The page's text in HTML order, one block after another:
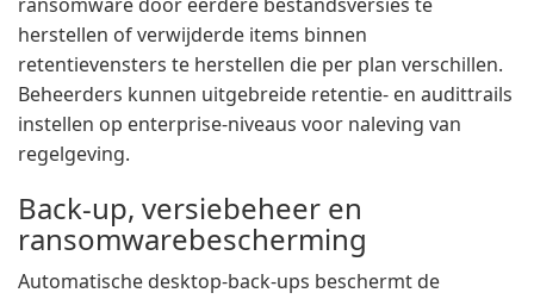
herstellen of verwijderde items binnen
retentievensters te herstellen die per plan verschillen.
Beheerders kunnen uitgebreide retentie- en audittrails
instellen op enterprise-niveaus voor naleving van
regelgeving.
Back-up, versiebeheer en
ransomwarebescherming
Automatische desktop-back-ups beschermt de